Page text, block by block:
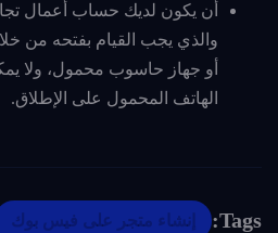
أن يكون لديك حساب أعمال
والذي يجب القيام بفتحه من
أو جهاز حاسوب محمول، ولا
الهاتف المحمول على الإطلاق.
Tags: إنشاء متجر على فيس بوك